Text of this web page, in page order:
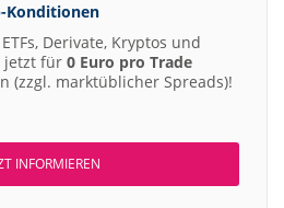
Konditionen
Derivate, Kryptos und
jetzt für 0 Euro pro Trade
(zzgl. marktüblicher Spreads)!
INFORMIEREN